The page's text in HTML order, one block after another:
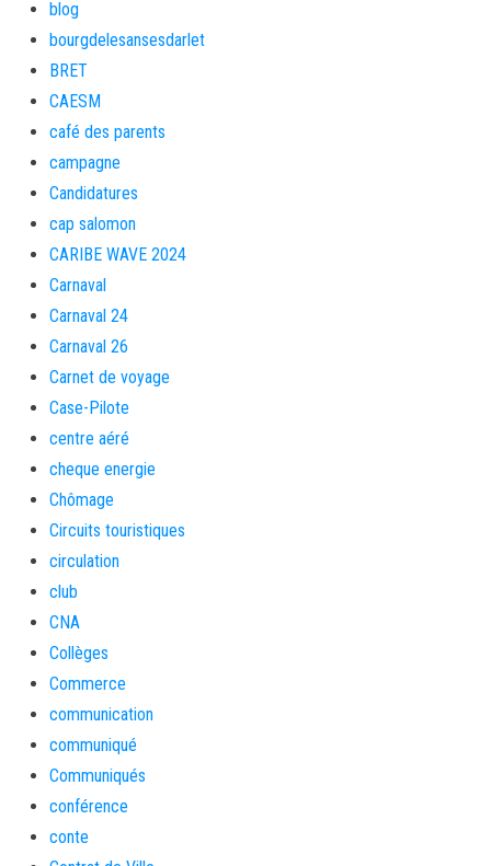
blog
bourgdelesansesdarlet
BRET
CAESM
café des parents
campagne
Candidatures
cap salomon
CARIBE WAVE 2024
Carnaval
Carnaval 24
Carnaval 26
Carnet de voyage
Case-Pilote
centre aéré
cheque energie
Chômage
Circuits touristiques
circulation
club
CNA
Collèges
Commerce
communication
communiqué
Communiqués
conférence
conte